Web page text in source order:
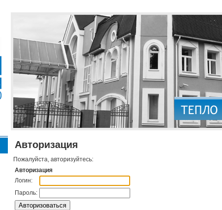
Авторизация
Пожалуйста, авторизуйтесь:
Авторизация
Логин:
Пароль: